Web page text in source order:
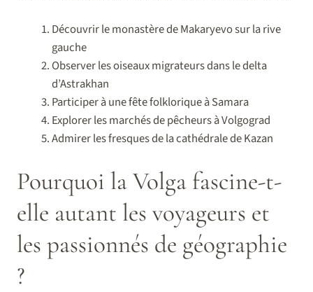
Découvrir le monastère de Makaryevo sur la rive
gauche
Observer les oiseaux migrateurs dans le delta
d’Astrakhan
Participer à une fête folklorique à Samara
Explorer les marchés de pêcheurs à Volgograd
Admirer les fresques de la cathédrale de Kazan
Pourquoi la Volga fascine-t-
elle autant les voyageurs et
les passionnés de géographie
?